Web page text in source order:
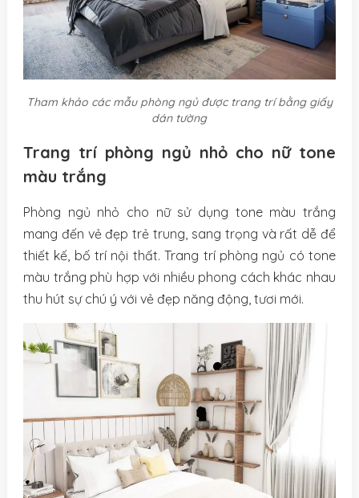
Tham khảo các mẫu phòng ngủ được trang trí bằng giấy
dán tường
Trang trí phòng ngủ nhỏ cho nữ tone
màu trắng
Phòng ngủ nhỏ cho nữ sử dụng tone màu trắng
mang đến vẻ đẹp trẻ trung, sang trọng và rất dễ để
thiết kế, bố trí nội thất. Trang trí phòng ngủ có tone
màu trắng phù hợp với nhiều phong cách khác nhau
thu hút sự chú ý với vẻ đẹp năng động, tươi mới.